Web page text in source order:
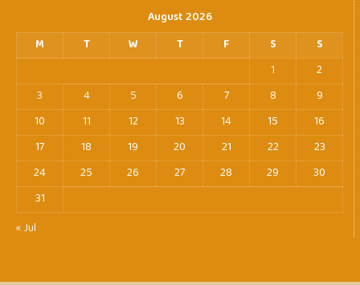
August 2026
M
T W T F S
S
1
2
3
4 5 6 7 8
9
10
11 12 13 14 15
16
17
18 19 20 21 22
23
24
25 26 27 28 29
30
31
« Jul